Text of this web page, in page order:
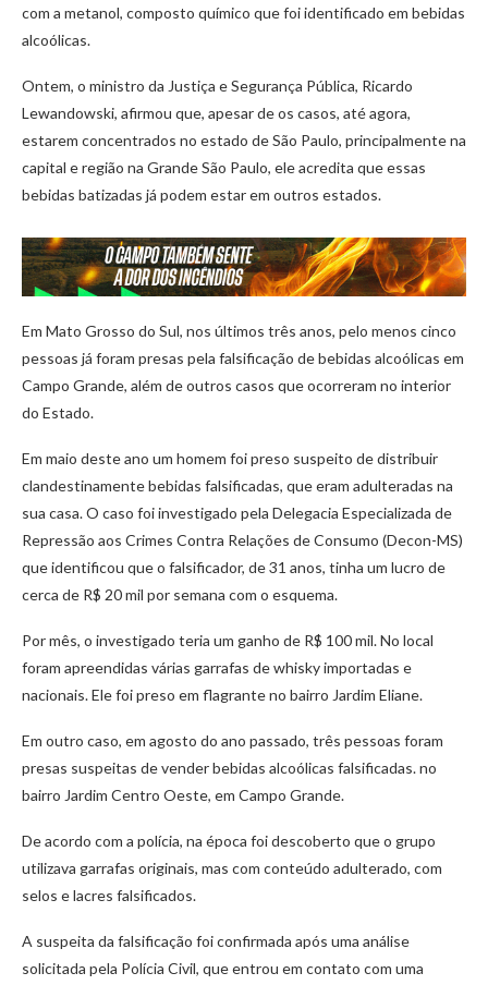
com a metanol, composto químico que foi identificado em bebidas
alcoólicas.
Ontem, o ministro da Justiça e Segurança Pública, Ricardo
Lewandowski, afirmou que, apesar de os casos, até agora,
estarem concentrados no estado de São Paulo, principalmente na
capital e região na Grande São Paulo, ele acredita que essas
bebidas batizadas já podem estar em outros estados.
Em Mato Grosso do Sul, nos últimos três anos, pelo menos cinco
pessoas já foram presas pela falsificação de bebidas alcoólicas em
Campo Grande, além de outros casos que ocorreram no interior
do Estado.
Em maio deste ano um homem foi preso suspeito de distribuir
clandestinamente bebidas falsificadas, que eram adulteradas na
sua casa. O caso foi investigado pela Delegacia Especializada de
Repressão aos Crimes Contra Relações de Consumo (Decon-MS)
que identificou que o falsificador, de 31 anos, tinha um lucro de
cerca de R$ 20 mil por semana com o esquema.
Por mês, o investigado teria um ganho de R$ 100 mil. No local
foram apreendidas várias garrafas de whisky importadas e
nacionais. Ele foi preso em flagrante no bairro Jardim Eliane.
Em outro caso, em agosto do ano passado, três pessoas foram
presas suspeitas de vender bebidas alcoólicas falsificadas. no
bairro Jardim Centro Oeste, em Campo Grande.
De acordo com a polícia, na época foi descoberto que o grupo
utilizava garrafas originais, mas com conteúdo adulterado, com
selos e lacres falsificados.
A suspeita da falsificação foi confirmada após uma análise
solicitada pela Polícia Civil, que entrou em contato com uma